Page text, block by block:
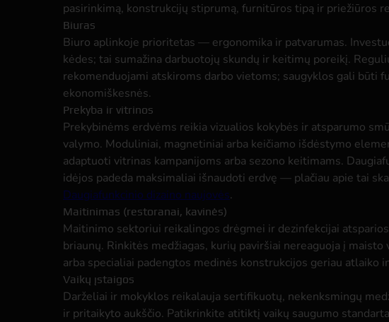
pasirinkimą, konstrukcijų stiprumą, furnitūros tipą ir priežiūros
Biuras
Biuro aplinkoje prioritetas — ergonomika ir patvarumas.
kėdes; tai sumažina darbuotojų skundų ir keitimų poreikį.
rekomenduojami atskiroms darbo vietoms; saugyklos gali būti
ekonomiškesnės.
Prekyba ir vitrinos
Prekybinėms erdvėms reikia vizualios kokybės ir atsparumo
valymo. Moduliniai, magnetiniai arba keičiamo išdėstymo
adaptuoti vitrinas kampanijoms arba sezono keitimams.
idėjos padeda maksimaliai išnaudoti erdvę — plačiau apie tai
Daugiafunkcinio dizaino naujovės.
Maitinimas (restoranai, kavinės)
Maitinimo sektoriui reikalingos drėgmei ir dezinfekcijai
briaunų. Rinkitės medžiagas, kurių paviršiai nereaguoja į
arba specialiai padengtos medinės konstrukcijos geriau atlaiko
Vaikų įstaigos
Darželiai ir mokyklos reikalauja sertifikuotų, nekenksmingų
ir pritaikyto aukščio. Patikrinkite atitiktį vaikų saugumo